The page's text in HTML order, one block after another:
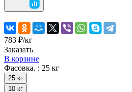
783 ₽/кг
Заказать
В корзине
Фасовка. : 25 кг
25 кг
10 кг